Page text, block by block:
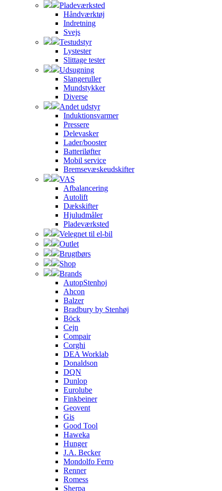
Pladeværksted
Håndværktøj
Indretning
Svejs
Testudstyr
Lystester
Slittage tester
Udsugning
Slangeruller
Mundstykker
Diverse
Andet udstyr
Induktionsvarmer
Pressere
Delevasker
Lader/booster
Batteriløfter
Mobil service
Bremsevæskeudskifter
VAS
Afbalancering
Autolift
Dækskifter
Hjuludmåler
Pladeværksted
Velegnet til el-bil
Outlet
Brugtbørs
Shop
Brands
AutopStenhoj
Ahcon
Balzer
Bradbury by Stenhøj
Böck
Cejn
Compair
Corghi
DEA Worklab
Donaldson
DQN
Dunlop
Eurolube
Finkbeiner
Geovent
Gis
Good Tool
Haweka
Hunger
J.A. Becker
Mondolfo Ferro
Renner
Romess
Sherpa